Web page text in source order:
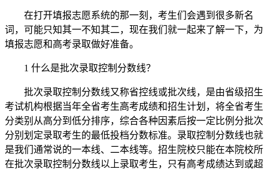
在打开填报志愿系统的那一刻，考生们会遇到很多新名
词，可能只知其一不知其二，现在我们就一起来了解一下，为
填报志愿和高考录取做好准备。
1 什么是批次录取控制分数线？
批次录取控制分数线又称省控线或批次线，是由省级招生
考试机构根据当年全省考生高考成绩和招生计划，将全省考生
分类别从高分到低分排序，综合各种因素后按一定比例分批次
分别划定录取考生的最低投档分数标准。录取控制分数线也就
是我们通常说的一本线、二本线等。招生院校只能在本院校所
在批次录取控制分数线以上录取考生，只有高考成绩达到或超